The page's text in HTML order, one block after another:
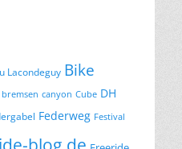
Lacondeguy Bike
bremsen canyon Cube DH
Federweg Festival